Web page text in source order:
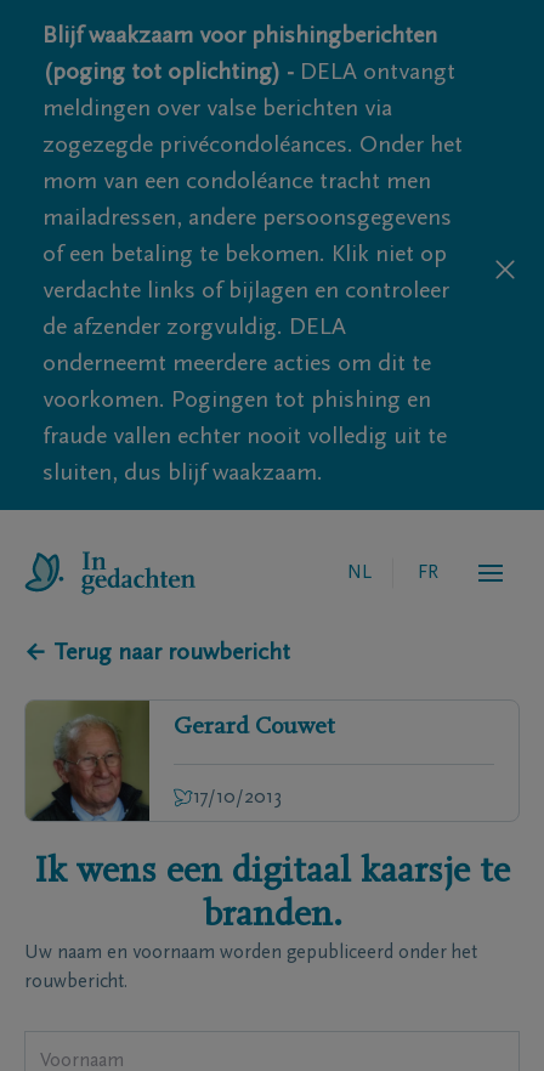
Blijf waakzaam voor phishingberichten
(poging tot oplichting) - DELA ontvangt
meldingen over valse berichten via
zogezegde privécondoléances. Onder het
mom van een condoléance tracht men
mailadressen, andere persoonsgegevens
of een betaling te bekomen. Klik niet op
verdachte links of bijlagen en controleer
de afzender zorgvuldig. DELA
onderneemt meerdere acties om dit te
voorkomen. Pogingen tot phishing en
fraude vallen echter nooit volledig uit te
sluiten, dus blijf waakzaam.
NL FR
← Terug naar rouwbericht
Gerard Couwet
17/10/2013
Ik wens een digitaal kaarsje te
branden.
Uw naam en voornaam worden gepubliceerd onder het
rouwbericht.